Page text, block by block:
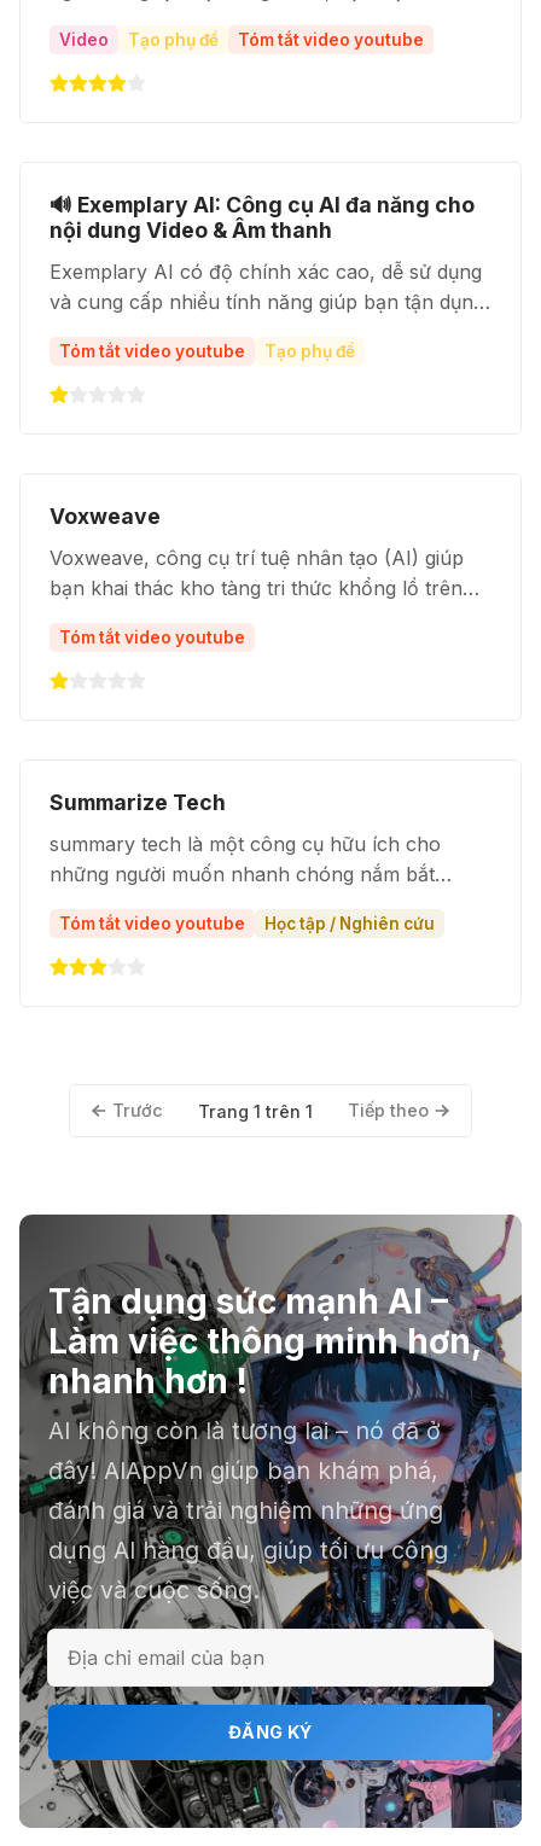
những ai muốn tiết kiệm thời gian và tạo ra các
video ngắn, thu hút bằng trí tuệ nhân tạo
Video Tạo phụ đề Tóm tắt video youtube
🔊 Exemplary AI: Công cụ AI đa năng cho
nội dung Video & Âm thanh
Exemplary AI có độ chính xác cao, dễ sử dụng
và cung cấp nhiều tính năng giúp bạn tận dụng
tối đa nội dung âm thanh và video của mình
Tóm tắt video youtube Tạo phụ đề
Voxweave
Voxweave, công cụ trí tuệ nhân tạo (AI) giúp
bạn khai thác kho tàng tri thức khổng lồ trên
YouTube một cách dễ dàng và hiệu quả.
Tóm tắt video youtube
Summarize Tech
summary tech là một công cụ hữu ích cho
những người muốn nhanh chóng nắm bắt
thông tin từ các video dài. Tuy nhiên, người
dùng nên lưu ý rằng độ chính xác của bản tóm
tắt có thể thay đổi tùy thuộc vào độ dài và chất
Tóm tắt video youtube Học tập / Nghiên cứu
Trước Trang 1 trên 1 Tiếp theo
Tận dụng sức mạnh AI –
Làm việc thông minh hơn,
nhanh hơn !
AI không còn là tương lai – nó đã ở
đây! AIAppVn giúp bạn khám phá,
đánh giá và trải nghiệm những ứng
dụng AI hàng đầu, giúp tối ưu công
việc và cuộc sống.
ĐĂNG KÝ